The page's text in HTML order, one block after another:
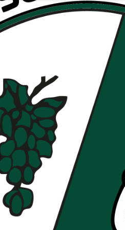
Séniors
Photos de l’opposition Séniors